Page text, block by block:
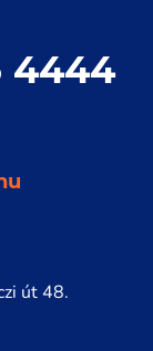
4444
út 48.